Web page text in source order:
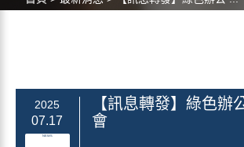
2025
07.17
NEWS
【訊息轉發】綠色辦
會